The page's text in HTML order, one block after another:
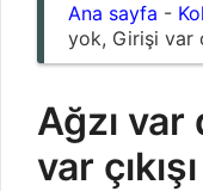
Ana sayfa -
yok, Girişi var
Ağzı
var